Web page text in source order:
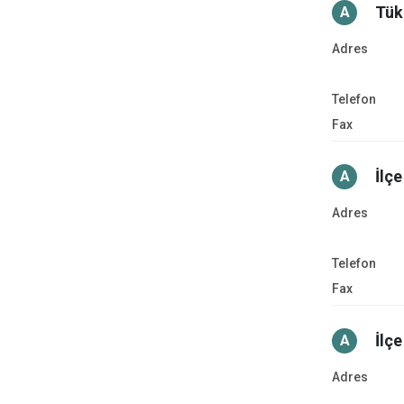
A
Adres
Telefon
Fax
A
Adres
Telefon
Fax
A
Adres